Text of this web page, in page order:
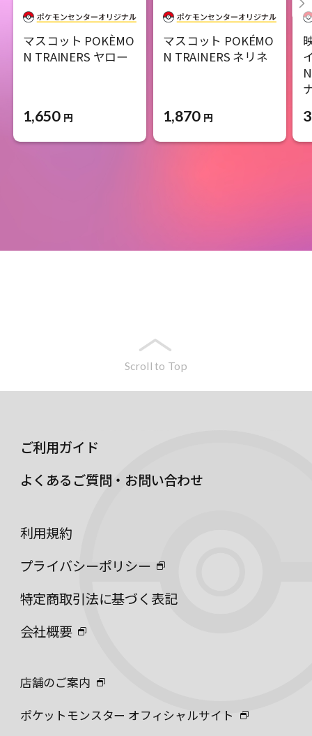
マスコット POKÈMO
N TRAINERS ヤロー
1,650 円
マスコット POKÉMO
N TRAINERS ネリネ
1,870 円
Scroll to Top
ご利用ガイド
よくあるご質問・お問い合わせ
利用規約
プライバシーポリシー
特定商取引法に基づく表記
会社概要
店舗のご案内
ポケットモンスター オフィシャルサイト